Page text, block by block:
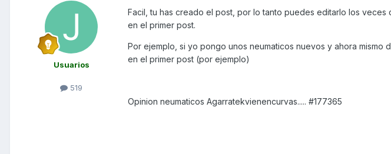
Usuarios
519
Facil, tu has creado el post, por lo tanto puedes editarlo los veces
en el primer post.
Por ejemplo, si yo pongo unos neumaticos nuevos y ahora
en el primer post (por ejemplo)
Opinion neumaticos Agarratekvienencurvas..... #177365